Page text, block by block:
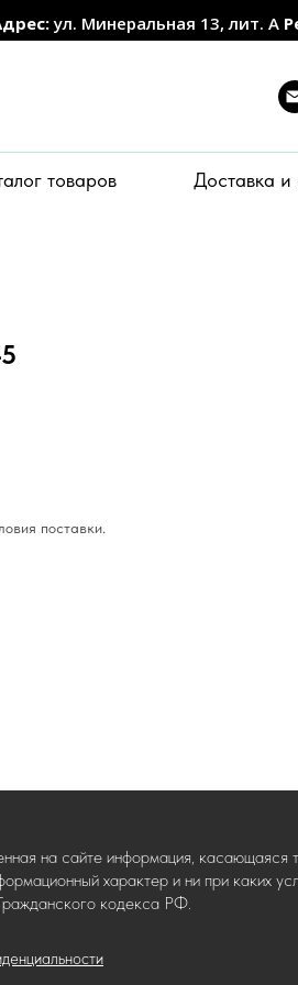
ул. Минеральная 13, лит. А
товаров Доставка и
поставки.
на сайте информация, касающаяся
характер и ни при каких
кодекса РФ.